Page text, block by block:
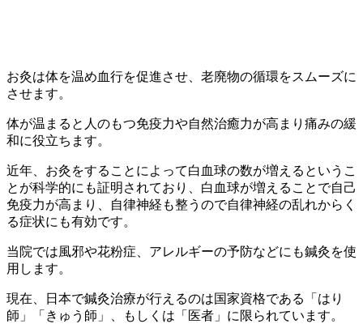
お灸は体を温め血行を促進させ、老廃物の循環をスムーズに
させます。
体が温まると人のもつ免疫力や自然治癒力が高まり痛みの緩
和に役立ちます。
近年、お灸をすることによって白血球の数が増えるというこ
とが科学的にも証明されており、白血球が増えることで自己
免疫力が高まり、自律神経も整う ので自律神経の乱れからく
る症状にも有効です。
当院では風邪や花粉症、アレルギーの予防などにも鍼灸を使
用します。
現在、日本で鍼灸治療が行えるのは国家資格である「はり
師」「きゅう師」、もしくは「医者」に限られています。